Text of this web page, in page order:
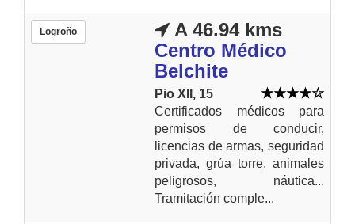
Logroño
A 46.94 kms
Centro Médico
Belchite
Pio XII, 15
Certificados médicos para
permisos de conducir,
licencias de armas, seguridad
privada, grúa torre, animales
peligrosos, náutica...
Tramitación comple...